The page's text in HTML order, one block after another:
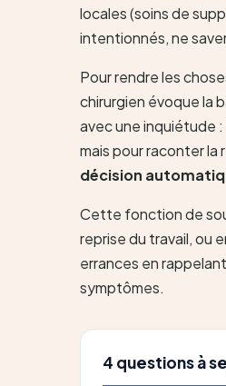
locales (soins de
intentionnés, ne
Pour rendre les
chirurgien évoque la
avec une inquiétude :
mais pour raconter
décision
Cette fonction de
reprise du travail, ou
errances en
symptômes.
4 questions à